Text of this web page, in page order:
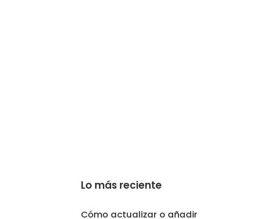
Lo más reciente
Cómo actualizar o añadir